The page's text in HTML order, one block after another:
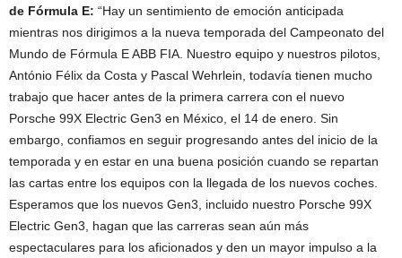
de Fórmula E: “Hay un sentimiento de emoción anticipada
mientras nos dirigimos a la nueva temporada del Campeonato del
Mundo de Fórmula E ABB FIA. Nuestro equipo y nuestros pilotos,
António Félix da Costa y Pascal Wehrlein, todavía tienen mucho
trabajo que hacer antes de la primera carrera con el nuevo
Porsche 99X Electric Gen3 en México, el 14 de enero. Sin
embargo, confiamos en seguir progresando antes del inicio de la
temporada y en estar en una buena posición cuando se repartan
las cartas entre los equipos con la llegada de los nuevos coches.
Esperamos que los nuevos Gen3, incluido nuestro Porsche 99X
Electric Gen3, hagan que las carreras sean aún más
espectaculares para los aficionados y den un mayor impulso a la